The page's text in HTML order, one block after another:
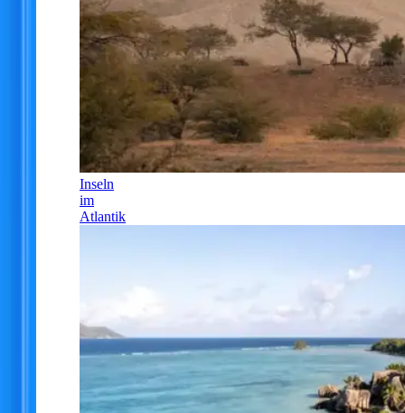
Inseln
im
Atlantik